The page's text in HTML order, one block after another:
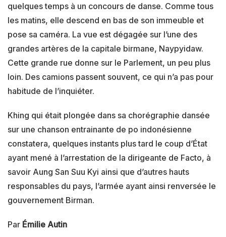
quelques temps à un concours de danse. Comme tous
les matins, elle descend en bas de son immeuble et
pose sa caméra. La vue est dégagée sur l’une des
grandes artères de la capitale birmane, Naypyidaw.
Cette grande rue donne sur le Parlement, un peu plus
loin. Des camions passent souvent, ce qui n’a pas pour
habitude de l’inquiéter.
Khing qui était plongée dans sa chorégraphie dansée
sur une chanson entrainante de po indonésienne
constatera, quelques instants plus tard le coup d’État
ayant mené à l’arrestation de la dirigeante de Facto, à
savoir Aung San Suu Kyi ainsi que d’autres hauts
responsables du pays, l’armée ayant ainsi renversée le
gouvernement Birman.
Par Émilie Autin